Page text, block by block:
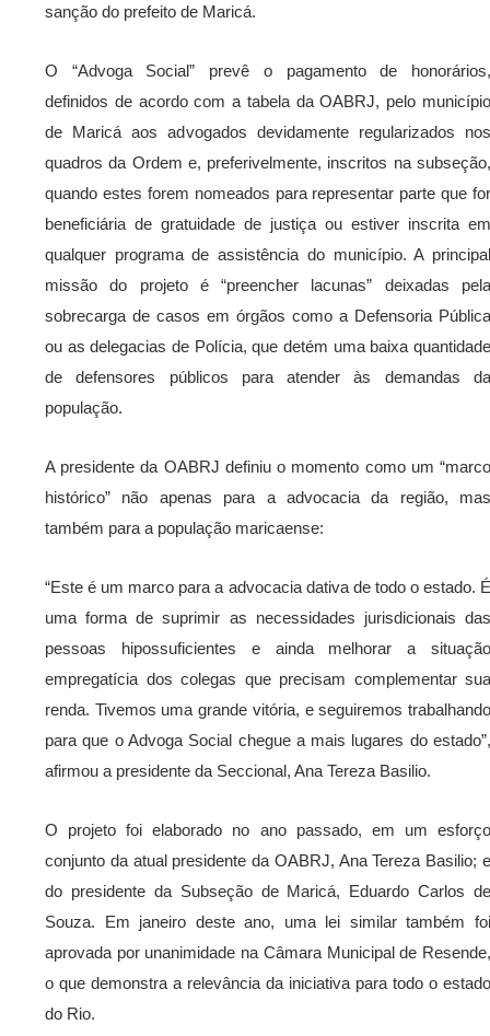
sanção do prefeito de Maricá.
O “Advoga Social” prevê o pagamento de honorários,
definidos de acordo com a tabela da OABRJ, pelo município
de Maricá aos advogados devidamente regularizados nos
quadros da Ordem e, preferivelmente, inscritos na subseção,
quando estes forem nomeados para representar parte que for
beneficiária de gratuidade de justiça ou estiver inscrita em
qualquer programa de assistência do município. A principal
missão do projeto é “preencher lacunas” deixadas pela
sobrecarga de casos em órgãos como a Defensoria Pública
ou as delegacias de Polícia, que detém uma baixa quantidade
de defensores públicos para atender às demandas da
população.
A presidente da OABRJ definiu o momento como um “marco
histórico” não apenas para a advocacia da região, mas
também para a população maricaense:
“Este é um marco para a advocacia dativa de todo o estado. É
uma forma de suprimir as necessidades jurisdicionais das
pessoas hipossuficientes e ainda melhorar a situação
empregatícia dos colegas que precisam complementar sua
renda. Tivemos uma grande vitória, e seguiremos trabalhando
para que o Advoga Social chegue a mais lugares do estado”,
afirmou a presidente da Seccional, Ana Tereza Basilio.
O projeto foi elaborado no ano passado, em um esforço
conjunto da atual presidente da OABRJ, Ana Tereza Basilio; e
do presidente da Subseção de Maricá, Eduardo Carlos de
Souza. Em janeiro deste ano, uma lei similar também foi
aprovada por unanimidade na Câmara Municipal de Resende,
o que demonstra a relevância da iniciativa para todo o estado
do Rio.